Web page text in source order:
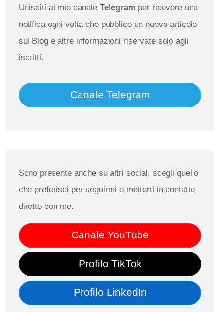
Unisciti al mio canale Telegram per ricevere una
notifica ogni volta che pubblico un nuovo articolo
sul Blog e altre informazioni riservate solo agli
iscritti.
Canale Telegram
Sono presente anche su altri social, scegli quello
che preferisci per seguirmi e metterti in contatto
diretto con me.
Canale YouTube
Profilo TikTok
Profilo LinkedIn